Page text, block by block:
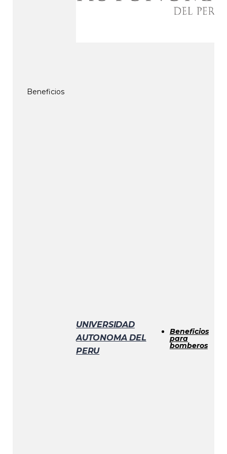
Beneficios
UNIVERSIDAD
AUTONOMA DEL
PERU
Beneficios
para
bomberos